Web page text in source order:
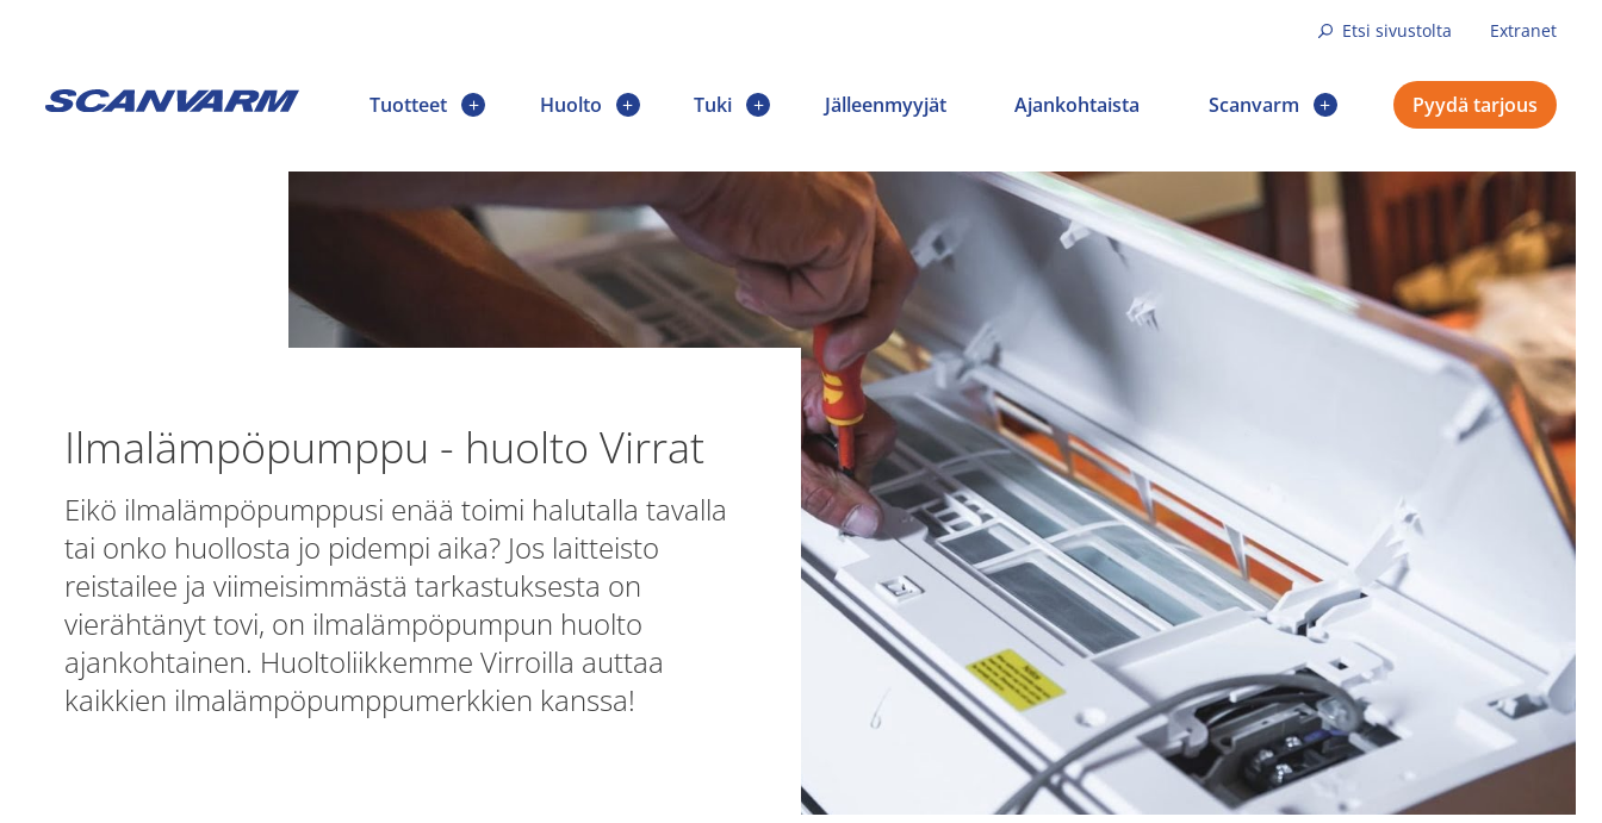
Etsi sivustolta Extranet
Tuotteet Huolto Tuki Jälleenmyyjät Ajankohtaista Scanvarm Pyydä tarjous
Ilmalämpöpumppu - huolto Virrat
Eikö ilmalämpöpumppusi enää toimi halutalla tavalla
tai onko huollosta jo pidempi aika? Jos laitteisto
reistailee ja viimeisimmästä tarkastuksesta on
vierähtänyt tovi, on ilmalämpöpumpun huolto
ajankohtainen. Huoltoliikkemme Virroilla auttaa
kaikkien ilmalämpöpumppumerkkien kanssa!